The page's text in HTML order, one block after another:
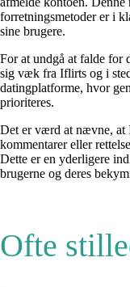
forretningsmetoder er i
sine brugere.
For at undgå at falde for
sig væk fra Iflirts og i
datingplatforme, hvor
prioriteres.
Det er værd at nævne, at
kommentarer eller
Dette er en yderligere
brugerne og deres
Ofte